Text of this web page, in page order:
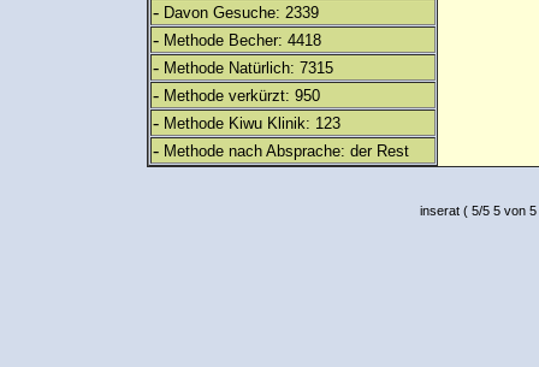
- Davon Gesuche: 2339
- Methode Becher: 4418
- Methode Natürlich: 7315
- Methode verkürzt: 950
- Methode Kiwu Klinik: 123
- Methode nach Absprache: der Rest
inserat( 5/5 5 von 5